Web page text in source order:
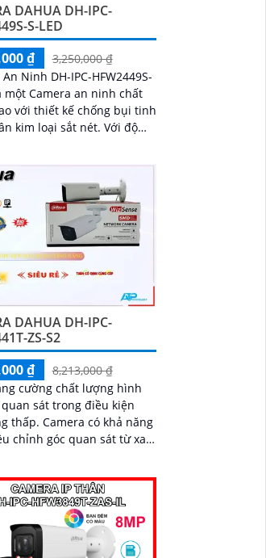
DAHUA DH-IPC-
S-LED
₫
3,250,000 ₫
Ninh DH-IPC-HFW2449S-
một Camera an ninh chất
với thiết kế chống bụi tinh
loại sắt nét. Với độ
DAHUA DH-IPC-
ZS-S2
₫
8,213,000 ₫
cường chất lượng hình
sát trong điều kiện
có khả năng
chỉnh góc quan sát từ xa